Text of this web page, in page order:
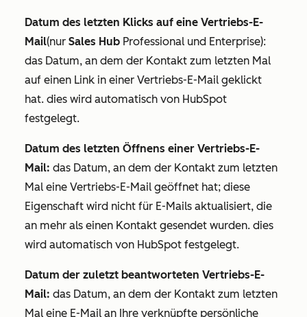
Datum des letzten Klicks auf eine Vertriebs-E-
Mail(nur Sales Hub Professional und Enterprise):
das Datum, an dem der Kontakt zum letzten Mal
auf einen Link in einer Vertriebs-E-Mail geklickt
hat. dies wird automatisch von HubSpot
festgelegt.
Datum des letzten Öffnens einer Vertriebs-E-
Mail: das Datum, an dem der Kontakt zum letzten
Mal eine Vertriebs-E-Mail geöffnet hat; diese
Eigenschaft wird nicht für E-Mails aktualisiert, die
an mehr als einen Kontakt gesendet wurden. dies
wird automatisch von HubSpot festgelegt.
Datum der zuletzt beantworteten Vertriebs-E-
Mail: das Datum, an dem der Kontakt zum letzten
Mal eine E-Mail an Ihre verknüpfte persönliche